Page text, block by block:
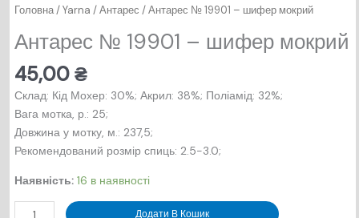
Головна/Yarna /Антарес / Антарес № 19901 – шифер мокрий
Антарес № 19901 – шифер мокрий
45,00₴
Склад: Кід Мохер: 30%; Акрил: 38%; Поліамід: 32%;
Вага мотка, р.: 25;
Довжина у мотку, м.: 237,5;
Рекомендований розмір спиць: 2.5-3.0;
Наявність: 16 в наявності
Антарес
Додати В Кошик